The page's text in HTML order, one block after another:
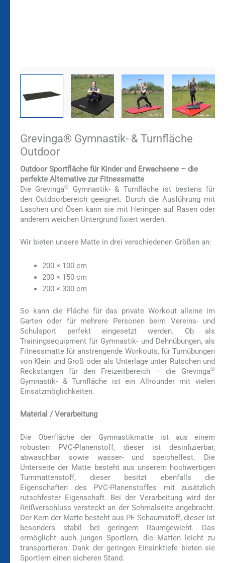
Grevinga® Gymnastik- & Turnfläche
Outdoor
Outdoor Sportfläche für Kinder und Erwachsene – die
perfekte Alternative zur Fitnessmatte
Die Grevinga®
Gymnastik- & Turnfläche ist bestens für
den Outdoorbereich geeignet. Durch die Ausführung mit
Laschen und Ösen kann sie mit Heringen auf Rasen oder
anderem weichen Untergrund fixiert werden.
Wir bieten unsere Matte in drei verschiedenen Größen an:
200 × 100 cm
200 × 150 cm
200 × 300 cm
So kann die Fläche für das private Workout alleine im
Garten oder für mehrere Personen beim Vereins- und
Schulsport perfekt eingesetzt werden. Ob als
Trainingsequipment für Gymnastik- und Dehnübungen, als
Fitnessmatte für anstrengende Workouts, für Turnübungen
von Klein und Groß oder als Unterlage unter Rutschen und
Reckstangen für den Freizeitbereich – die Grevinga®
Gymnastik- & Turnfläche ist ein Allrounder mit vielen
Einsatzmöglichkeiten.
Material / Verarbeitung
Die Oberfläche der Gymnastikmatte ist aus einem
robusten PVC-Planenstoff, dieser ist desinfizierbar,
abwaschbar sowie wasser- und speichelfest. Die
Unterseite der Matte besteht aus unserem hochwertigen
Turnmattenstoff, dieser besitzt ebenfalls die
Eigenschaften des PVC-Planenstoffes mit zusätzlich
rutschfester Eigenschaft. Bei der Verarbeitung wird der
Reißverschluss versteckt an der Schmalseite angebracht.
Der Kern der Matte besteht aus PE-Schaumstoff, dieser ist
besonders stabil bei geringem Raumgewicht. Das
ermöglicht auch jungen Sportlern, die Matten leicht zu
transportieren. Dank der geringen Einsinktiefe bieten sie
Sportlern einen sicheren Stand.